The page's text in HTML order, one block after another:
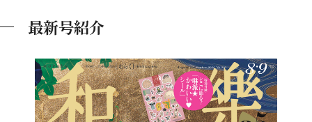
最新号紹介